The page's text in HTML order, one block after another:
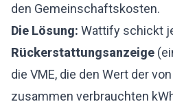
den Gemeinschaftskosten.
Die Lösung: Wattify schickt
Rückerstattungsanzeige
die VME, die den Wert der
zusammen verbrauchten